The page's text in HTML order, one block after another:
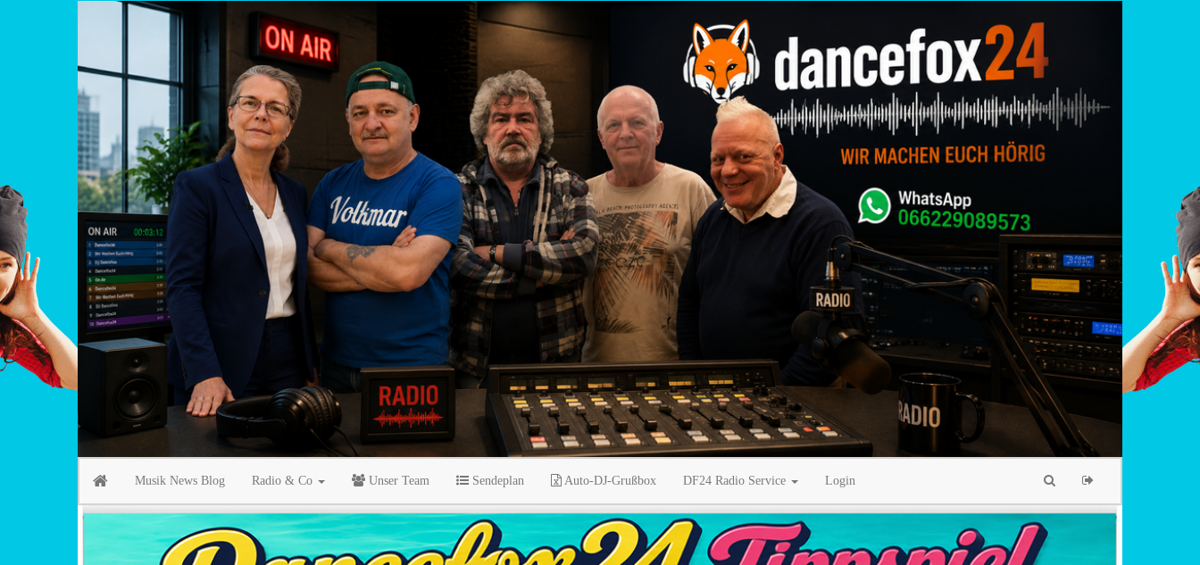
Musik News Blog Radio & Co Unser Team Sendeplan Auto-DJ-Grußbox DF24 Radio Service Login